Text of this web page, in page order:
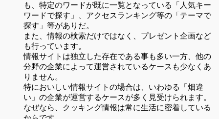
も、特定のワードが既に一覧となっている「人気キー
ワードで探す」、アクセスランキング等の「テーマで
探す」等がありだ。
また、情報の検索だけではなく、プレゼント企画など
も行っています。
情報サイトは独立した存在である事も多い一方、他の
分野の企業によって運営されているケースも少なくあ
りません。
特においしい情報サイトの場合は、いわゆる「畑違
い」の企業が運営するケースが多く見受けられます。
なぜなら、クッキング情報は常に生活に密着している